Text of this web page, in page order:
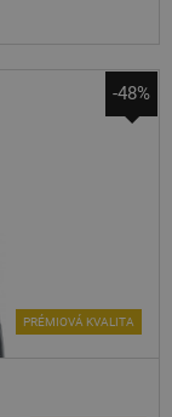
-48%
PRÉMIOVÁ KVALITA